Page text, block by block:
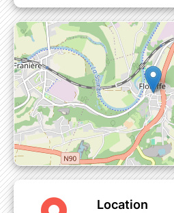
activité ludique et
Durée 2h30 / 12,00€/pers.
Accessible dès 12 ans /
ni changement horaire
maintenue quelle que soit la
Location